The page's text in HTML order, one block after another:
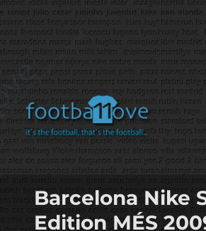
footbaLLove
Barcelona Nike
Edition MÉS